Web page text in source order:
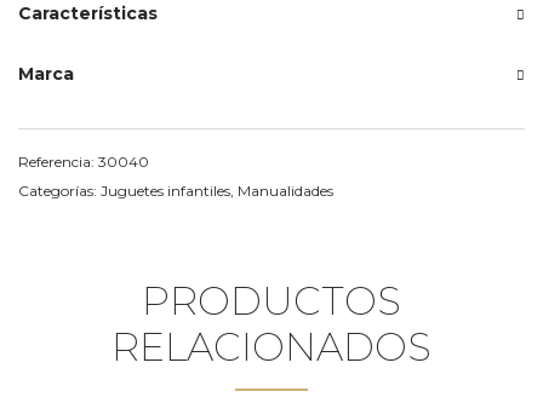
Características
Marca
Referencia: 30040
Categorías: Juguetes infantiles Manualidades
PRODUCTOS
RELACIONADOS